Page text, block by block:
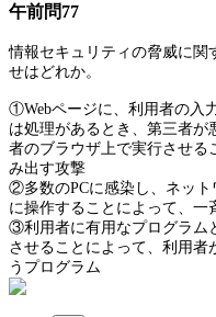
午前問77
情報セキュリティの脅威に
せはどれか。
①Webページに、利用者の入
は処理があるとき、第三者が
者のブラウザ上で実行させる
み出す攻撃
②多数のPCに感染し、ネット
に操作することによって、一
③利用者に有用なプログラム
させることによって、利用
うプログラム